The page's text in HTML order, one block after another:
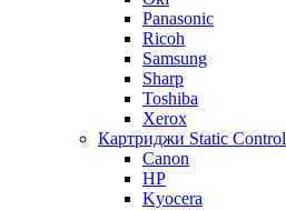
Panasonic
Ricoh
Samsung
Sharp
Toshiba
Xerox
Картриджи Static Control
Canon
HP
Kyocera